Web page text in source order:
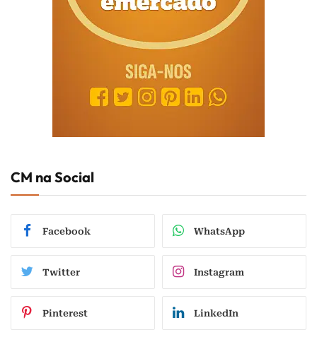
CM na Social
Facebook WhatsApp
Twitter Instagram
Pinterest LinkedIn